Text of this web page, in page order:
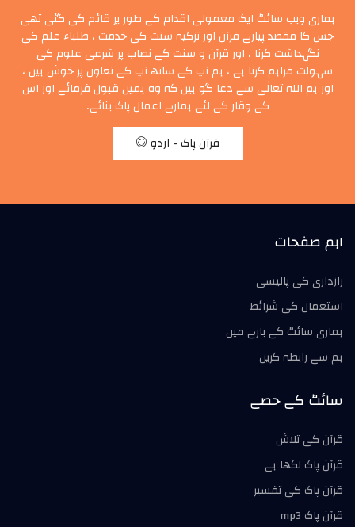
ہماری ویب سائٹ ایک معمولی اقدام کے طور پر قائم کی گئی تھی
جس کا مقصد پیارے قرآن اور تزکیہ سنت کی خدمت ، طلباء علم کی
نگہداشت کرنا ، اور قرآن و سنت کے نصاب پر شرعی علوم کی
سہولت فراہم کرنا ہے ، ہم آپ کے ساتھ آپ کے تعاون پر خوش ہیں ،
اور ہم اللہ تعالٰی سے دعا گو ہیں کہ وہ ہمیں قبول فرمائے اور اس
کے وقار کے لئے ہمارے اعمال پاک بنائے۔
قرآن پاک - اردو
اہم صفحات
رازداری کی پالیسی
استعمال کی شرائط
ہماری سائٹ کے بارے میں
ہم سے رابطہ کریں
سائٹ کے حصے
قرآن کی تلاش
قرآن پاک لکھا ہے
قرآن پاک کی تفسير
قرآن پاک mp3